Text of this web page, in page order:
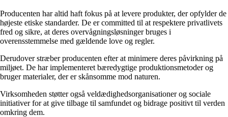
Producenten har altid haft fokus på at levere produkter, der opfylder de
højeste etiske standarder. De er committed til at respektere privatlivets
fred og sikre, at deres overvågningsløsninger bruges i
overensstemmelse med gældende love og regler.
Derudover stræber producenten efter at minimere deres påvirkning på
miljøet. De har implementeret bæredygtige produktionsmetoder og
bruger materialer, der er skånsomme mod naturen.
Virksomheden støtter også veldædighedsorganisationer og sociale
initiativer for at give tilbage til samfundet og bidrage positivt til verden
omkring dem.